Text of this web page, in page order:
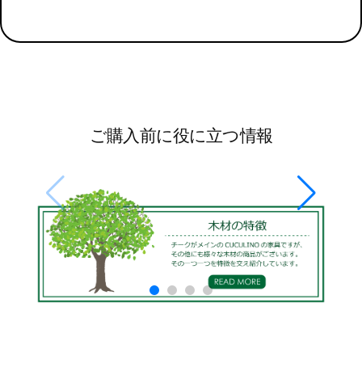
ご購入前に役に立つ情報